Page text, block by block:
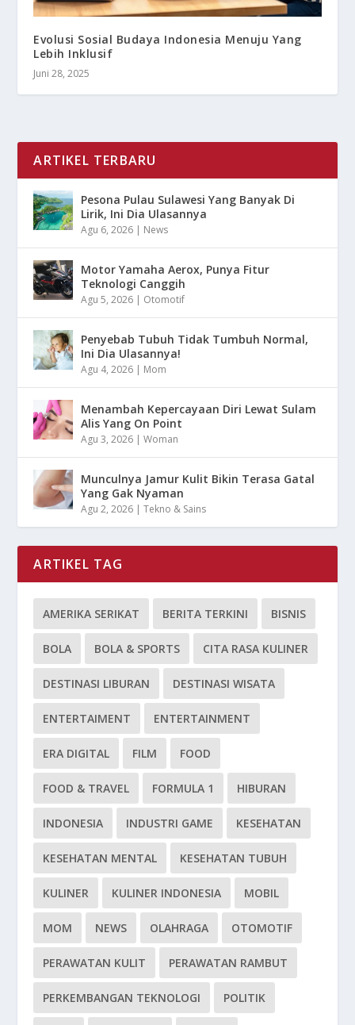
Evolusi Sosial Budaya Indonesia Menuju Yang
Lebih Inklusif
Juni 28, 2025
ARTIKEL TERBARU
Pesona Pulau Sulawesi Yang Banyak Di
Lirik, Ini Dia Ulasannya
Agu 6, 2026 | News
Motor Yamaha Aerox, Punya Fitur
Teknologi Canggih
Agu 5, 2026 | Otomotif
Penyebab Tubuh Tidak Tumbuh Normal,
Ini Dia Ulasannya!
Agu 4, 2026 | Mom
Menambah Kepercayaan Diri Lewat Sulam
Alis Yang On Point
Agu 3, 2026 |Woman
Munculnya Jamur Kulit Bikin Terasa Gatal
Yang Gak Nyaman
Agu 2, 2026 |Tekno & Sains
ARTIKEL TAG
AMERIKA SERIKAT BERITA TERKINI BISNIS
BOLA BOLA & SPORTS CITA RASA KULINER
DESTINASI LIBURAN DESTINASI WISATA
ENTERTAIMENT ENTERTAINMENT
ERA DIGITAL FILM FOOD
FOOD & TRAVEL FORMULA 1 HIBURAN
INDONESIA INDUSTRI GAME KESEHATAN
KESEHATAN MENTAL KESEHATAN TUBUH
KULINER KULINER INDONESIA MOBIL
MOM NEWS OLAHRAGA OTOMOTIF
PERAWATAN KULIT PERAWATAN RAMBUT
PERKEMBANGAN TEKNOLOGI POLITIK